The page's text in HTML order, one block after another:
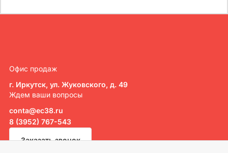
Офис продаж
г. Иркутск, ул. Жуковского, д. 49
Ждем ваши вопросы
conta@ec38.ru
8 (3952) 767-543
Заказать звонок